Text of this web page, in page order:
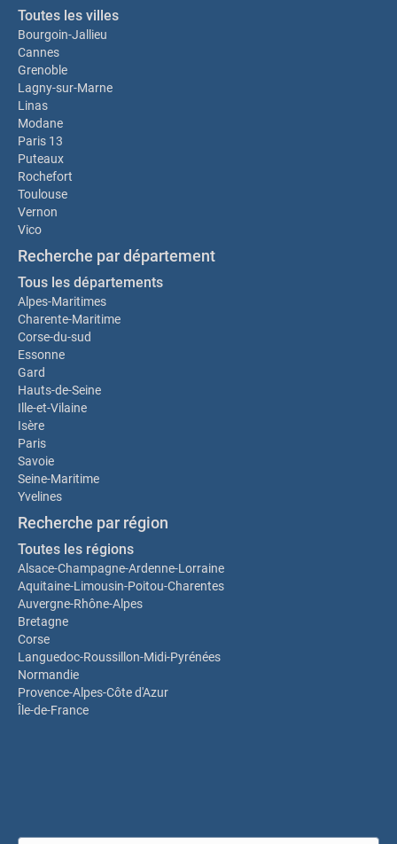
Toutes les villes
Bourgoin-Jallieu
Cannes
Grenoble
Lagny-sur-Marne
Linas
Modane
Paris 13
Puteaux
Rochefort
Toulouse
Vernon
Vico
Recherche par département
Tous les départements
Alpes-Maritimes
Charente-Maritime
Corse-du-sud
Essonne
Gard
Hauts-de-Seine
Ille-et-Vilaine
Isère
Paris
Savoie
Seine-Maritime
Yvelines
Recherche par région
Toutes les régions
Alsace-Champagne-Ardenne-Lorraine
Aquitaine-Limousin-Poitou-Charentes
Auvergne-Rhône-Alpes
Bretagne
Corse
Languedoc-Roussillon-Midi-Pyrénées
Normandie
Provence-Alpes-Côte d'Azur
Île-de-France